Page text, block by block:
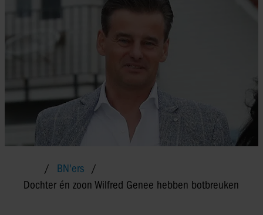
BN'ers
Dochter én zoon Wilfred Genee hebben botbreuken